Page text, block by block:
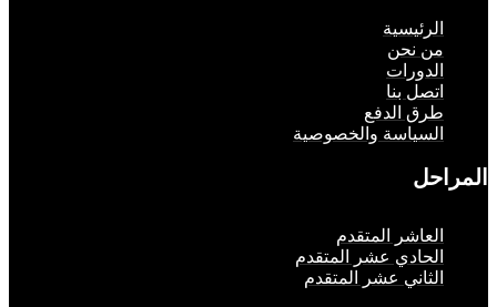
الدفع
والخصوصية
المتقدم
عشر المتقدم
عشر المتقدم